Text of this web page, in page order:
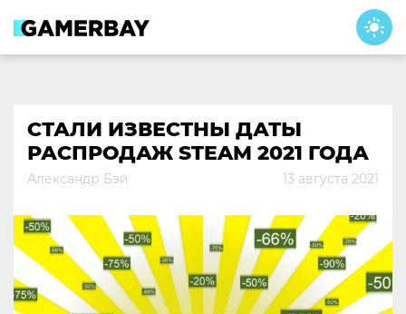
content
СТАЛИ ИЗВЕСТНЫ ДАТЫ
РАСПРОДАЖ STEAM 2021 ГОДА
Александр Бэй 13 августа 2021